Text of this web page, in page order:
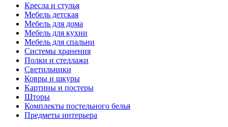
Кресла и стулья
Мебель детская
Мебель для дома
Мебель для кухни
Мебель для спальни
Системы хранения
Полки и стеллажи
Светильники
Ковры и шкуры
Картины и постеры
Шторы
Комплекты постельного белья
Предметы интерьера